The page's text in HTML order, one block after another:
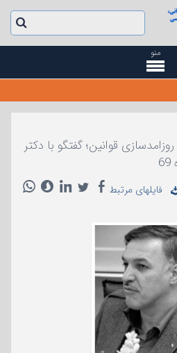
منو
قوانین؛ گفتگو با دکتر
فایلهای مرتبط